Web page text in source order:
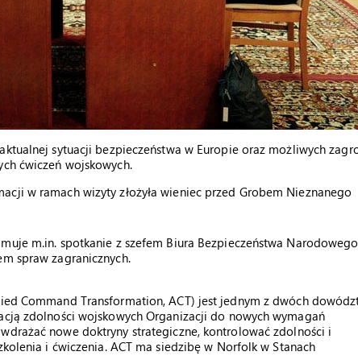
sytuacji bezpieczeństwa w Europie oraz możliwych
ćwiczeń wojskowych.
w ramach wizyty złożyła wieniec przed Grobem Nieznanego
m.in. spotkanie z szefem Biura Bezpieczeństwa
spraw zagranicznych.
Command Transformation, ACT) jest jednym z dwóch
zdolności wojskowych Organizacji do nowych wymagań
nowe doktryny strategiczne, kontrolować zdolności i
i ćwiczenia. ACT ma siedzibę w Norfolk w Stanach